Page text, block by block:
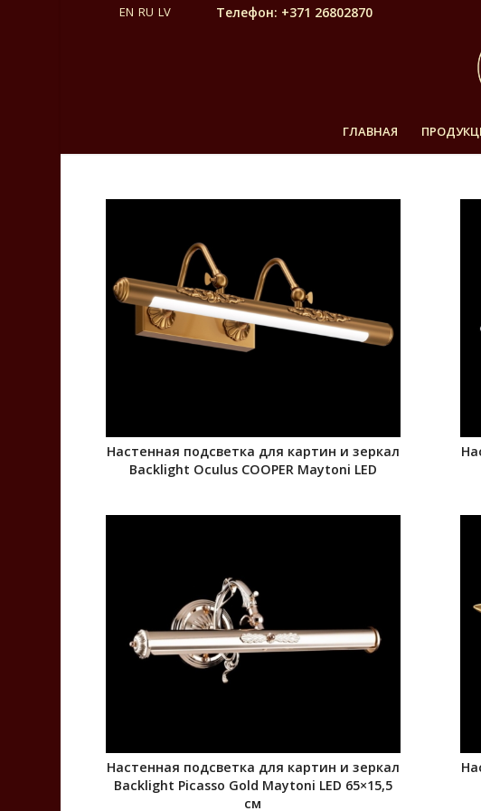
Телефон: +371 26802870
ГЛАВНАЯ
Настенная подсветка для картин и зеркал
Backlight Oculus COOPER Maytoni LED
Настенная подсветка для картин и зеркал
Backlight Picasso Gold Maytoni LED 65×15,5
см